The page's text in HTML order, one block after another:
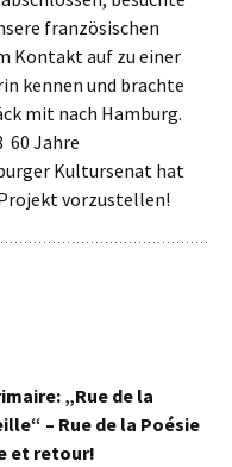
französischen
Kontakt auf zu einer
kennen und brachte
mit nach Hamburg.
60 Jahre
Kultursenat hat
vorzustellen!
„Rue de la
– Rue de la Poésie
et retour!